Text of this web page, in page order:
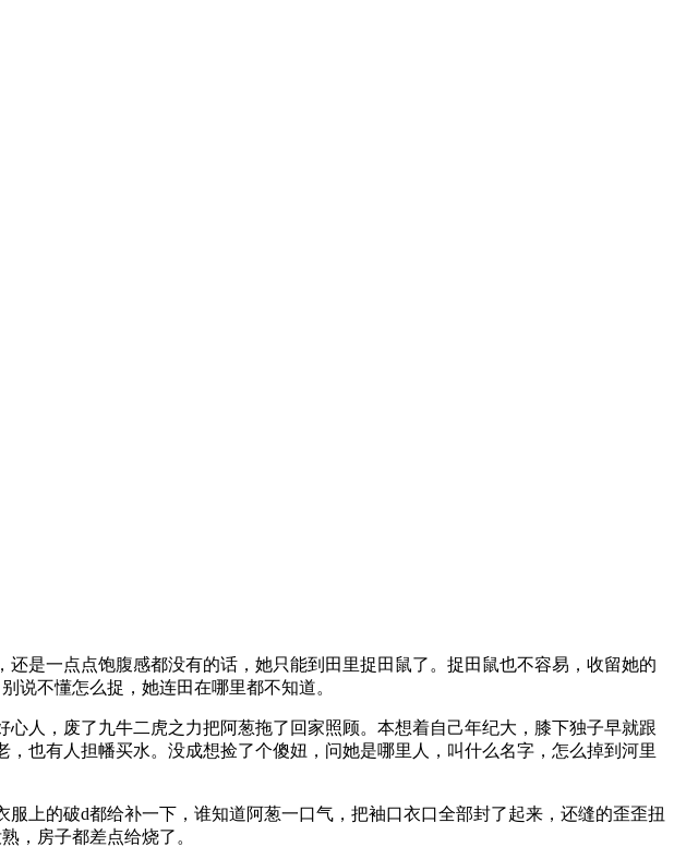
是一点点饱腹感都没有的话，她只能到田里捉田鼠了。捉田鼠也不容易，收留她的
说不懂怎么捉，她连田在哪里都不知道。
人，废了九牛二虎之力把阿葱拖了回家照顾。本想着自己年纪大，膝下独子早就跟
也有人担幡买水。没成想捡了个傻妞，问她是哪里人，叫什么名字，怎么掉到河里
上的破d都给补一下，谁知道阿葱一口气，把袖口衣口全部封了起来，还缝的歪歪扭
，房子都差点给烧了。